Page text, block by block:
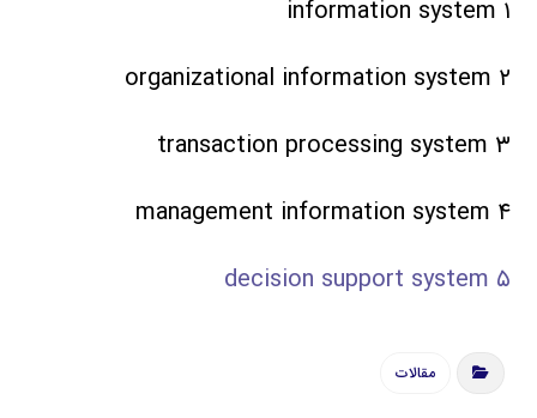
۱ information system
۲ organizational information system
۳ transaction processing system
۴ management information system
۵ decision support system
مقالات